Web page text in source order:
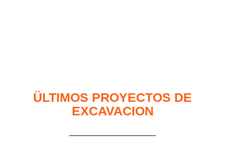
ÜLTIMOS PROYECTOS DE
EXCAVACION